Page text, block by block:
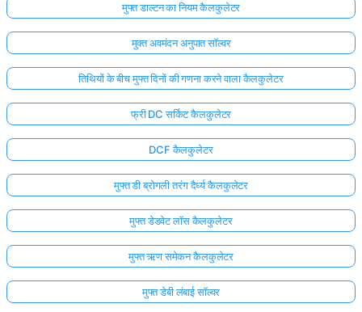
मुफ्त डाल्टन का नियम कैलकुलेटर
मुक्त अवमंदन अनुपात सॉल्वर
तिथियों के बीच मुफ्त दिनों की गणना करने वाला कैलकुलेटर
फ्री DC सर्किट कैलकुलेटर
DCF कैलकुलेटर
मुफ्त डी ब्रोगली तरंग दैर्ध्य कैलकुलेटर
मुफ्त डेडवेट लॉस कैलकुलेटर
मुफ्त ऋण समेकन कैलकुलेटर
मुफ्त डेबी लंबाई सॉल्वर